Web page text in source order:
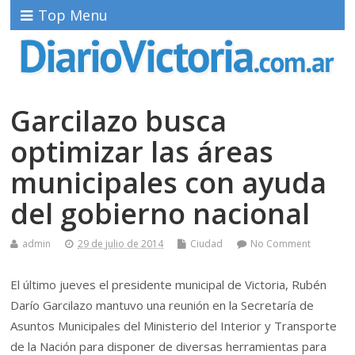
Top Menu
Garcilazo busca
optimizar las áreas
municipales con ayuda
del gobierno nacional
admin 29 de julio de 2014 Ciudad No Comment
El último jueves el presidente municipal de Victoria, Rubén
Darío Garcilazo mantuvo una reunión en la Secretaría de
Asuntos Municipales del Ministerio del Interior y Transporte
de la Nación para disponer de diversas herramientas para